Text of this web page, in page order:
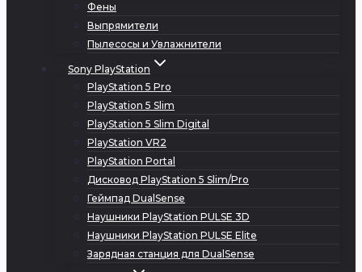
Фены
Выпрямители
Пылесосы и Увлажнители
Sony PlayStation
PlayStation 5 Pro
PlayStation 5 Slim
PlayStation 5 Slim Digital
PlayStation VR2
PlayStation Portal
Дисковод PlayStation 5 Slim/Pro
Геймпад DualSense
Наушники PlayStation PULSE 3D
Наушники PlayStation PULSE Elite
Зарядная станция для DualSense